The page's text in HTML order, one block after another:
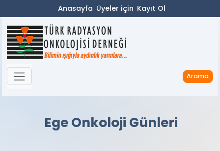
Anasayfa Üyeler için Kayıt Ol
Arama
Ege Onkoloji Günleri